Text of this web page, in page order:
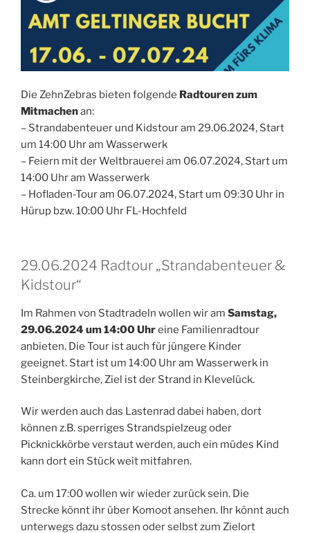
Die ZehnZebras bieten folgende Radtouren zum
Mitmachenan:
– Strandabenteuer und Kidstour am 29.06.2024, Start
um 14:00 Uhr am Wasserwerk
– Feiern mit der Weltbrauerei am 06.07.2024, Start um
14:00 Uhr am Wasserwerk
– Hofladen-Tour am 06.07.2024, Start um 09:30 Uhr in
Hürup bzw. 10:00 Uhr FL-Hochfeld
29.06.2024 Radtour „Strandabenteuer &
Kidstour“
Im Rahmen von Stadtradeln wollen wir am Samstag,
29.06.2024 um 14:00 Uhreine Familienradtour
anbieten. Die Tour ist auch für jüngere Kinder
geeignet. Start ist um 14:00 Uhr am Wasserwerk in
Steinbergkirche, Ziel ist der Strand in Klevelück.
Wir werden auch das Lastenrad dabei haben, dort
können z.B. sperriges Strandspielzeug oder
Picknickkörbe verstaut werden, auch ein müdes Kind
kann dort ein Stück weit mitfahren.
Ca. um 17:00 wollen wir wieder zurück sein. Die
Strecke könnt ihr über Komoot ansehen. Ihr könnt auch
unterwegs dazu stossen oder selbst zum Zielort